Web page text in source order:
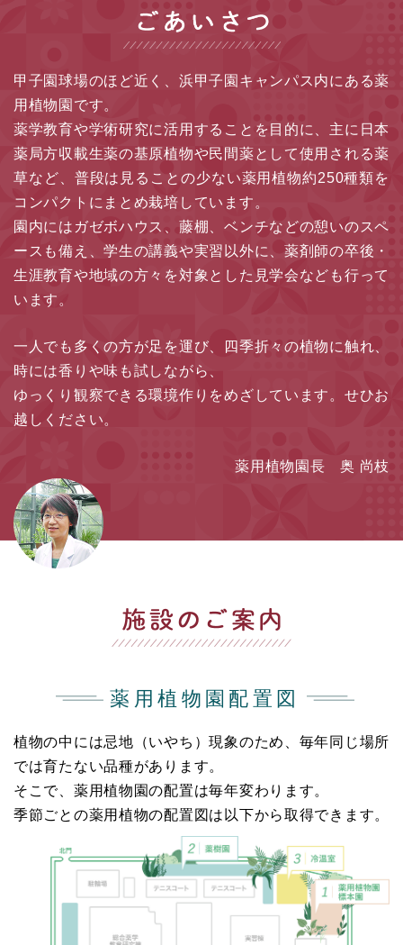
甲子園球場のほど近く、浜甲子園キャンパス内にある薬
用植物園です。
薬学教育や学術研究に活用することを目的に、 主に日本
薬局方収載生薬の基原植物や民間薬として使用される薬
草など、 普段は見ることの少ない薬用植物約250種類を
コンパクトにまとめ栽培しています。
園内にはガゼボハウス、藤棚、ベンチなどの憩いのスペ
ースも備え、学生の講義や実習以外に、薬剤師の卒後・
生涯教育や地域の方々を対象とした見学会なども行って
います。
一人でも多くの方が足を運び、四季折々の植物に触れ、
時には香りや味も試しながら、
ゆっくり観察できる環境作りをめざしています。せひお
越しください。
薬用植物園長 奥 尚枝
薬用植物園配置図
植物の中には忌地（いやち）現象のため、毎年同じ場所
では育たない品種があります。
そこで、薬用植物園の配置は毎年変わります。
季節ごとの薬用植物の配置図は以下から取得できます。